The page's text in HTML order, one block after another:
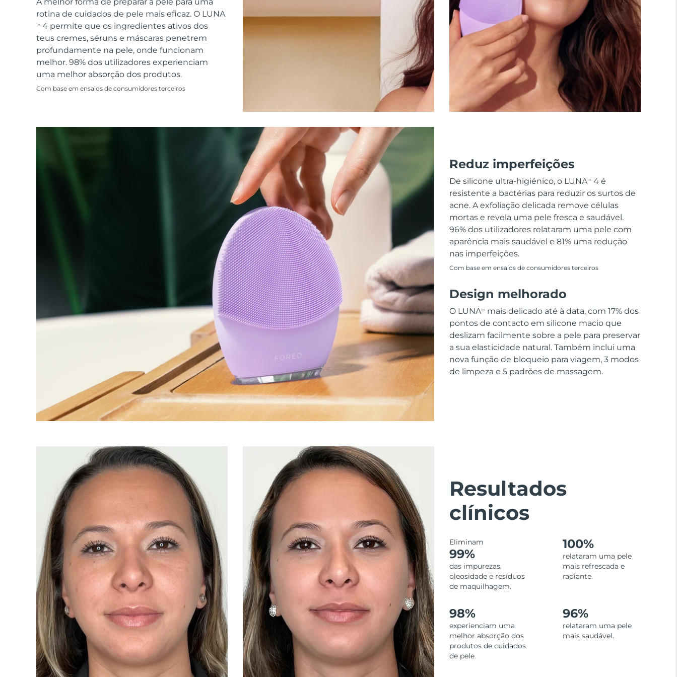
A melhor forma de preparar a pele para uma
rotina de cuidados de pele mais eficaz. O LUNA
TM
4 permite que os ingredientes ativos dos
teus cremes, séruns e máscaras penetrem
profundamente na pele, onde funcionam
melhor. 98% dos utilizadores experienciam
uma melhor absorção dos produtos.
Com base em ensaios de consumidores terceiros
Reduz imperfeições
De silicone ultra-higiénico, o LUNATM
4 é
resistente a bactérias para reduzir os surtos de
acne. A exfoliação delicada remove células
mortas e revela uma pele fresca e saudável.
96% dos utilizadores relataram uma pele com
aparência mais saudável e 81% uma redução
nas imperfeições.
Com base em ensaios de consumidores terceiros
Design melhorado
O LUNATM
mais delicado até à data, com 17% dos
pontos de contacto em silicone macio que
deslizam facilmente sobre a pele para preservar
a sua elasticidade natural. Também inclui uma
nova função de bloqueio para viagem, 3 modos
de limpeza e 5 padrões de massagem.
Resultados
clínicos
Eliminam
99%
das impurezas,
oleosidade e resíduos
de maquilhagem.
100%
relataram uma pele
mais refrescada e
radiante.
98%
experienciam uma
melhor absorção dos
produtos de cuidados
de pele.
96%
relataram uma pele
mais saudável.
All acne treatment devices
All revitalizing eye massagers
Cuidados de pele KIWI™
Advanced pore care essentials
LUNA™ Dual-Peptide Scalp
Serum
For healthy hair
issa™ Teeth Whitening Gel
18% PAP
Cosméticos Homens